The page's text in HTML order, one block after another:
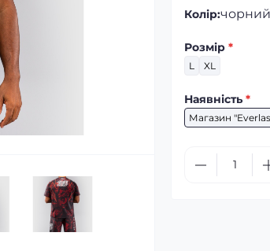
Колір:
Розмір *
L XL
Наявність *
Магазин